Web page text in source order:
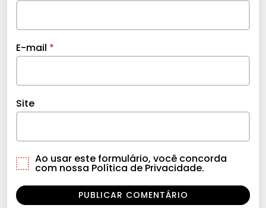
E-mail *
Site
Ao usar este formulário, você concorda
com nossa Política de Privacidade.